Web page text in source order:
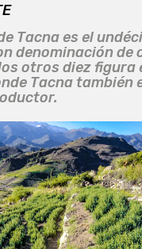
Tacna es el
denominación de
otros diez figura
Tacna también